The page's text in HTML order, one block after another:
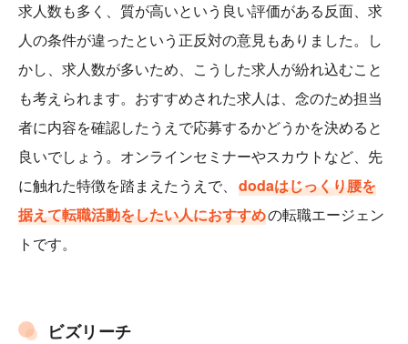
求人数も多く、質が高いという良い評価がある反面、求
人の条件が違ったという正反対の意見もありました。し
かし、求人数が多いため、こうした求人が紛れ込むこと
も考えられます。おすすめされた求人は、念のため担当
者に内容を確認したうえで応募するかどうかを決めると
良いでしょう。オンラインセミナーやスカウトなど、先
に触れた特徴を踏まえたうえで、 dodaはじっくり腰を
据えて転職活動をしたい人におすすめの転職エージェン
トです。
ビズリーチ